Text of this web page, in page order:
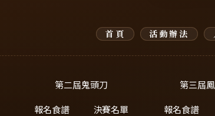
首頁 活動辦法
第二屆鬼頭刀
報名食譜
決賽名單
第三屆
報名食譜